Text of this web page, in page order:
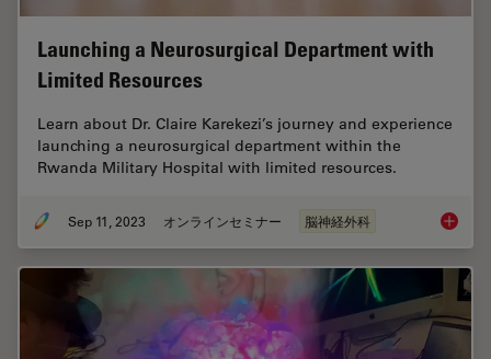
Launching a Neurosurgical Department with
Limited Resources
Learn about Dr. Claire Karekezi’s journey and experience
launching a neurosurgical department within the
Rwanda Military Hospital with limited resources.
Sep 11, 2023 オンラインセミナー 脳神経外科